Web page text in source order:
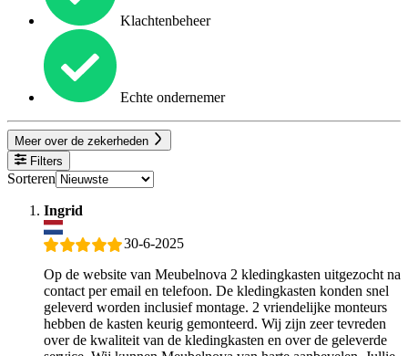
Klachtenbeheer
Echte ondernemer
Meer over de zekerheden
Filters
Sorteren
Ingrid
30-6-2025
Op de website van Meubelnova 2 kledingkasten uitgezocht na
contact per email en telefoon. De kledingkasten konden snel
geleverd worden inclusief montage. 2 vriendelijke monteurs
hebben de kasten keurig gemonteerd. Wij zijn zeer tevreden
over de kwaliteit van de kledingkasten en over de geleverde